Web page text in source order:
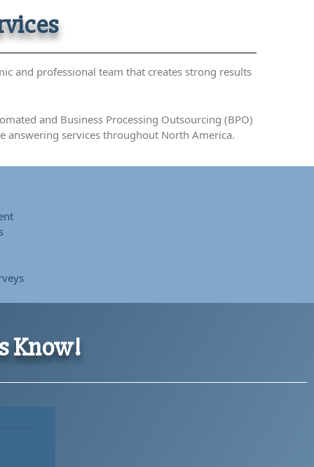
and professional team that creates strong results
and Business Processing Outsourcing (BPO)
answering services throughout North America.
Know!